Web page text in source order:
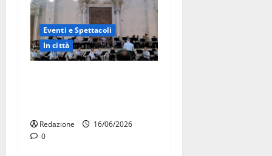
Eventi e Spettacoli
In città
Redazione
16/06/2026
0